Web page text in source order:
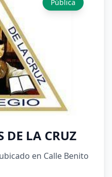
Pública
DE LA CRUZ
en Calle Benito